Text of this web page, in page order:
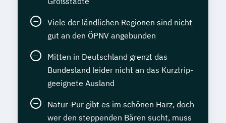
Viele der ländlichen Regionen sind nicht
gut an den ÖPNV angebunden
Mitten in Deutschland grenzt das
Bundesland leider nicht an das Kurztrip-
geeignete Ausland
Natur-Pur gibt es im schönen Harz, doch
wer den steppenden Bären sucht, muss